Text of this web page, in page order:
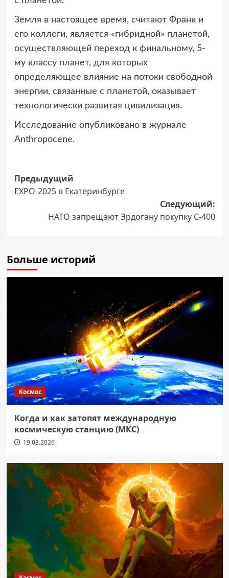
Земля в настоящее время, считают Франк и
его коллеги, является «гибридной» планетой,
осуществляющей переход к финальному, 5-
му классу планет, для которых
определяющее влияние на потоки свободной
энергии, связанные с планетой, оказывает
технологически развитая цивилизация.
Исследование опубликовано в журнале
Anthropocene.
Навигация
записи
Предыдущий
EXPO-2025 в Екатеринбурге
Следующий:
НАТО запрещают Эрдогану покупку С-400
Больше историй
Космос
Когда и как затопят международную
космическую станцию (МКС)
19.03.2026